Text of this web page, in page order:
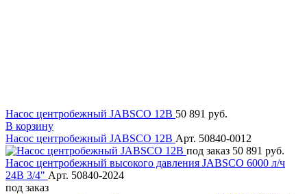
Насос центробежный JABSCO 12В 50 891 руб.
В корзину
Насос центробежный JABSCO 12В Арт. 50840-0012
под заказ 50 891 руб.
Насос центробежный высокого давления JABSCO 6000 л/ч
24В 3/4" Арт. 50840-2024
под заказ